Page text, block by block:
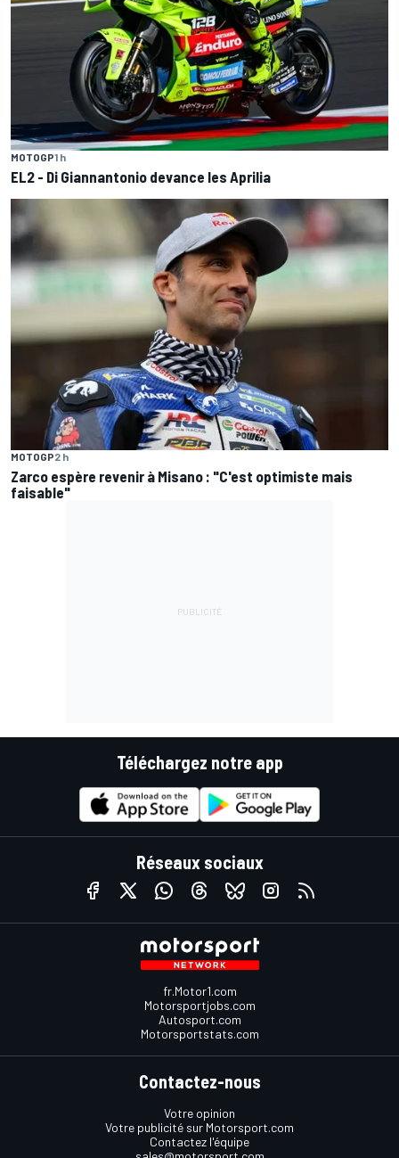
MOTOGP1 h
EL2 - Di Giannantonio devance les Aprilia
MOTOGP2 h
Zarco espère revenir à Misano : "C'est optimiste mais
faisable"
Téléchargez notre app
Réseaux sociaux
fr.Motor1.com
Motorsportjobs.com
Autosport.com
Motorsportstats.com
Contactez-nous
Votre opinion
Votre publicité sur Motorsport.com
Contactez l'équipe